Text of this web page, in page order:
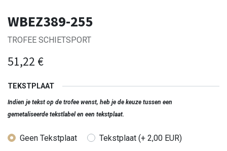
WBEZ389-255
TROFEE SCHIETSPORT
51,22 €
TEKSTPLAAT
Indien je tekst op de trofee wenst, heb je de keuze tussen een
gemetaliseerde tekstlabel en een tekstplaat.
Geen Tekstplaat Tekstplaat (+ 2,00 EUR)